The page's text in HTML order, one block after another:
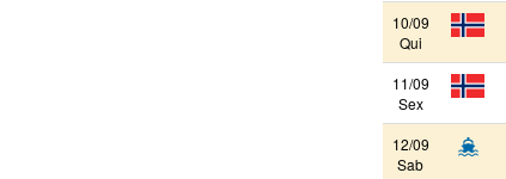
10/09
Qui
11/09
Sex
12/09
Sab